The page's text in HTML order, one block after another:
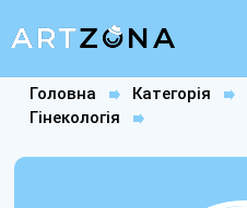
Головна Категорія
Гінекологія